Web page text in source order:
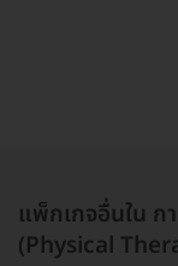
แพ็กเกจอื่นใน ก
(Physical